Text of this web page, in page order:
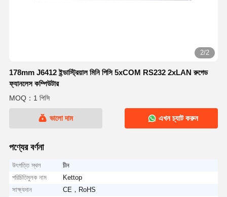
2/2
178mm J6412 ইন্ডাস্ট্রিয়াল মিনি পিসি 5xCOM RS232 2xLAN রুগেড
ফ্যানলেস কম্পিউটার
MOQ：1 পিসি
ভালো দাম এখন চ্যাট করুন
পণ্যের বর্ণনা
উৎপত্তি স্থল
চীন
পরিচিতিমুলক নাম
Kettop
সাক্ষ্যদান
CE，RoHS